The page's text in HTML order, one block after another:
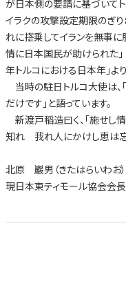
が日本側の要請に基づいてト
イラクの攻撃設定期限のぎり
れに搭乗してイランを無事に
情に日本国民が助けられた」
年トルコにおける日本年」よ
当時の駐日トルコ大使は、
だけです」と語っています。
新渡戸稲造曰く、「施せ
知れ 我れ人にかけし恵は
北原 巖男（きたはらいわお
現日本東ティモール協会会長